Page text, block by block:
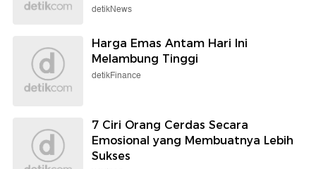
detikNews
Harga Emas Antam Hari Ini
Melambung Tinggi
detikFinance
7 Ciri Orang Cerdas Secara
Emosional yang Membuatnya Lebih
Sukses